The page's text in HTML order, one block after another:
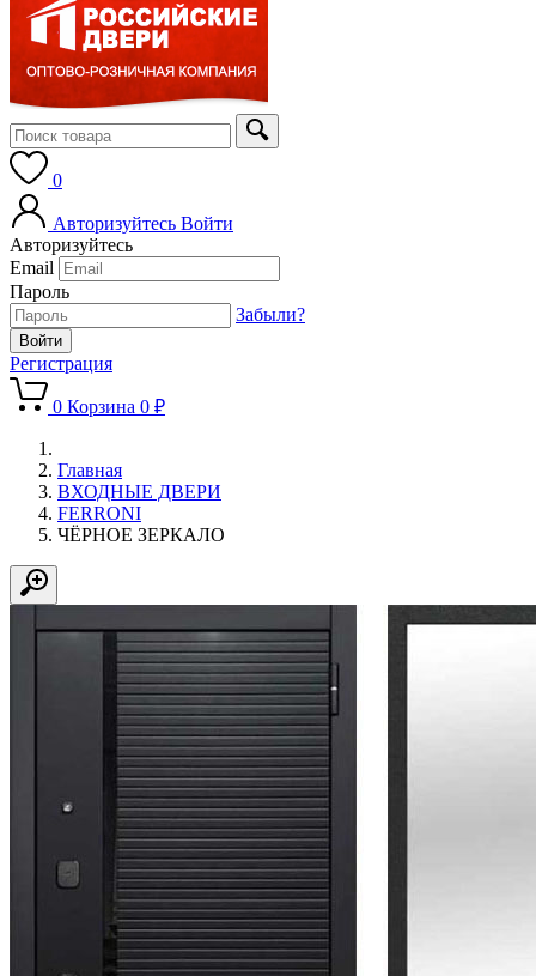
0
Авторизуйтесь Войти
Авторизуйтесь
Email
Пароль
Забыли?
Регистрация
0 Корзина 0 ₽
Главная
ВХОДНЫЕ ДВЕРИ
FERRONI
ЧЁРНОЕ ЗЕРКАЛО